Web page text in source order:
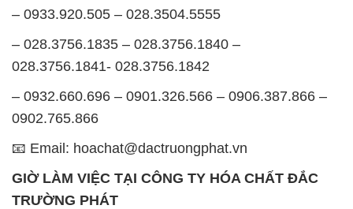
– 0933.920.505 – 028.3504.5555
– 028.3756.1835 – 028.3756.1840 –
028.3756.1841- 028.3756.1842
– 0932.660.696 – 0901.326.566 – 0906.387.866 –
0902.765.866
📧 Email: hoachat@dactruongphat.vn
GIỜ LÀM VIỆC TẠI CÔNG TY HÓA CHẤT ĐẮC
TRƯỜNG PHÁT